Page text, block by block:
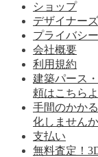
ショップ
デザイナー
プライバシ
会社概要
利用規約
建築パース
頼はこちら
手間のかか
化しません
支払い
無料査定！